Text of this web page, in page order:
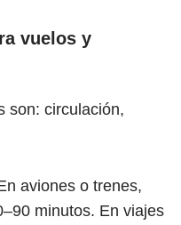
vuelos y
son: circulación,
aviones o trenes,
minutos. En viajes